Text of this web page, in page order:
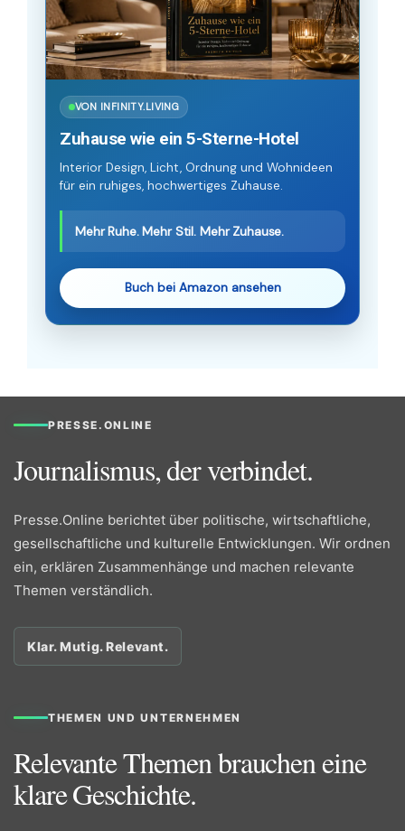
VON INFINITY.LIVING
Zuhause wie ein 5-Sterne-Hotel
Interior Design, Licht, Ordnung und Wohnideen
für ein ruhiges, hochwertiges Zuhause.
Mehr Ruhe. Mehr Stil. Mehr Zuhause.
Buch bei Amazon ansehen
PRESSE.ONLINE
Journalismus, der verbindet.
Presse.Online berichtet über politische, wirtschaftliche,
gesellschaftliche und kulturelle Entwicklungen. Wir ordnen
ein, erklären Zusammenhänge und machen relevante
Themen verständlich.
Klar. Mutig. Relevant.
THEMEN UND UNTERNEHMEN
Relevante Themen brauchen eine
klare Geschichte.